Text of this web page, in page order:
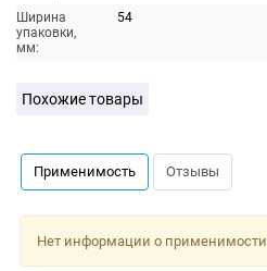
Ширина
упаковки,
мм:
54
Похожие товары
Применимость Отзывы
Нет информации о применимости